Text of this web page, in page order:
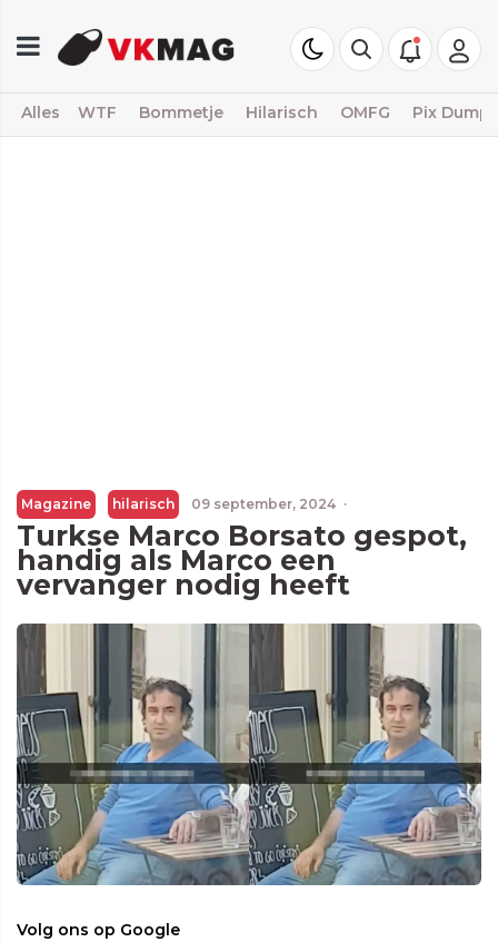
Alles WTF Bommetje Hilarisch OMFG Pix Dump
Magazine hilarisch 09 september, 2024 ·
Turkse Marco Borsato gespot,
handig als Marco een
vervanger nodig heeft
Volg ons op Google